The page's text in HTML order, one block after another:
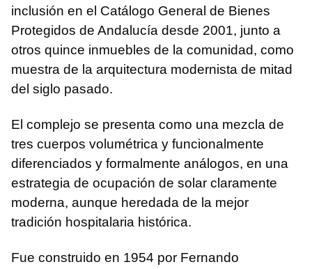
inclusión en el Catálogo General de Bienes
Protegidos de Andalucía desde 2001, junto a
otros quince inmuebles de la comunidad, como
muestra de la arquitectura modernista de mitad
del siglo pasado.
El complejo se presenta como una mezcla de
tres cuerpos volumétrica y funcionalmente
diferenciados y formalmente análogos, en una
estrategia de ocupación de solar claramente
moderna, aunque heredada de la mejor
tradición hospitalaria histórica.
Fue construido en 1954 por Fernando